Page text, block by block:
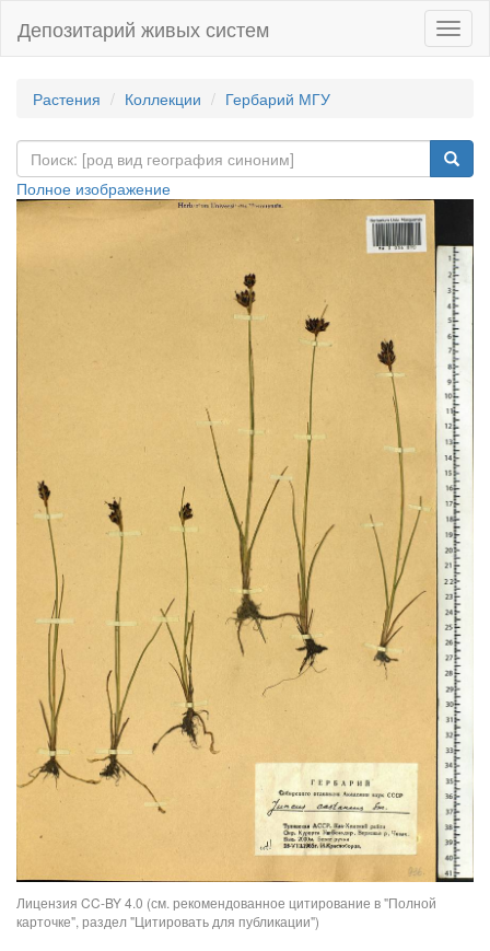
Депозитарий живых систем
Растения Коллекции Гербарий МГУ
Полное изображение
Лицензия CC-BY 4.0 (см. рекомендованное цитирование в "Полной
карточке", раздел "Цитировать для публикации")